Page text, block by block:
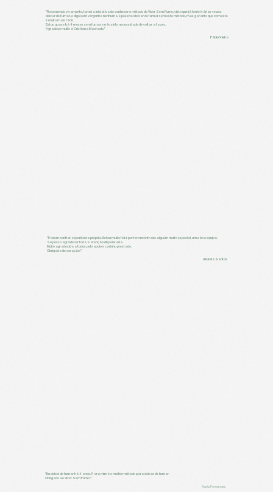
"Recomendo vivamente, tomei a iniciativa de conhecer o método do Viver Sem Fumo, visto que já tentei várias vezes
deixar de fumar, e digo sem vergonha nenhuma, é possível deixar de fumar sem este método, mas garanto que com este
é muito mais fácil.
Estou quase há 4 meses sem fumar e não sinto necessidade de voltar a fazer.
Agradeço muito à Cristiana Machado."
Fábio Vieira
"Podem confiar, experiência própria. Estou muito feliz por ter encontrado alguém muito especial, uma boa equipa.
Só posso agradecer toda a atenção dispensada.
Muito agradecida a todos pelo apoio e carinho prestado.
Obrigada de coração."
Alcinda Santos
"Eu deixei de fumar há 4 anos. Para mim é o melhor método para deixar de fumar.
Obrigado ao Viver Sem Fumo."
Maria Fernandes